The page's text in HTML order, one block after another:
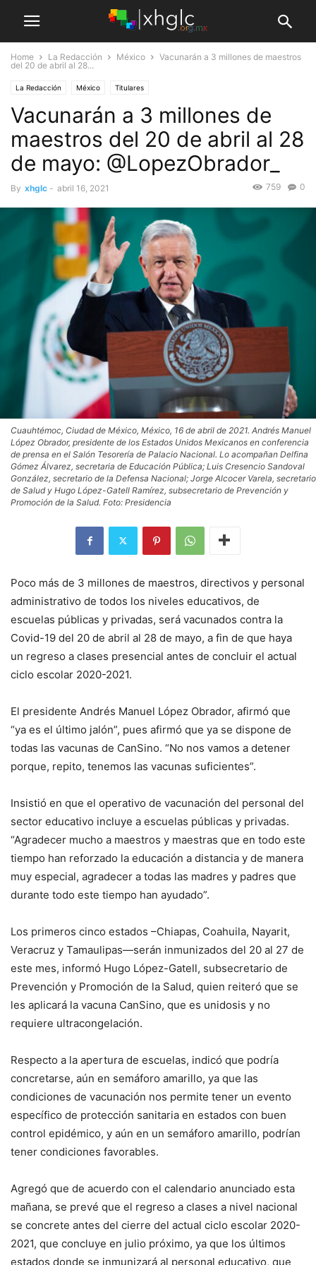
Home La Redacción México
Vacunarán a 3 millones de maestros
del 20 de abril al 28...
La Redacción México Titulares
Vacunarán a 3 millones de
maestros del 20 de abril al 28
de mayo: @LopezObrador_
By xhglc - abril 16, 2021 0
759
Cuauhtémoc, Ciudad de México, México, 16 de abril de 2021. Andrés Manuel
López Obrador, presidente de los Estados Unidos Mexicanos en conferencia
de prensa en el Salón Tesorería de Palacio Nacional. Lo acompañan Delfina
Gómez Álvarez, secretaria de Educación Pública; Luis Cresencio Sandoval
González, secretario de la Defensa Nacional; Jorge Alcocer Varela, secretario
de Salud y Hugo López-Gatell Ramírez, subsecretario de Prevención y
Promoción de la Salud. Foto: Presidencia
Poco más de 3 millones de maestros, directivos y personal
administrativo de todos los niveles educativos, de
escuelas públicas y privadas, será vacunados contra la
Covid-19 del 20 de abril al 28 de mayo, a fin de que haya
un regreso a clases presencial antes de concluir el actual
ciclo escolar 2020-2021.
El presidente Andrés Manuel López Obrador, afirmó que
“ya es el último jalón”, pues afirmó que ya se dispone de
todas las vacunas de CanSino. “No nos vamos a detener
porque, repito, tenemos las vacunas suficientes”.
Insistió en que el operativo de vacunación del personal del
sector educativo incluye a escuelas públicas y privadas.
“Agradecer mucho a maestros y maestras que en todo este
tiempo han reforzado la educación a distancia y de manera
muy especial, agradecer a todas las madres y padres que
durante todo este tiempo han ayudado”.
Los primeros cinco estados –Chiapas, Coahuila, Nayarit,
Veracruz y Tamaulipas—serán inmunizados del 20 al 27 de
este mes, informó Hugo López-Gatell, subsecretario de
Prevención y Promoción de la Salud, quien reiteró que se
les aplicará la vacuna CanSino, que es unidosis y no
requiere ultracongelación.
Respecto a la apertura de escuelas, indicó que podría
concretarse, aún en semáforo amarillo, ya que las
condiciones de vacunación nos permite tener un evento
específico de protección sanitaria en estados con buen
control epidémico, y aún en un semáforo amarillo, podrían
tener condiciones favorables.
Agregó que de acuerdo con el calendario anunciado esta
mañana, se prevé que el regreso a clases a nivel nacional
se concrete antes del cierre del actual ciclo escolar 2020-
2021, que concluye en julio próximo, ya que los últimos
estados donde se inmunizará al personal educativo, que